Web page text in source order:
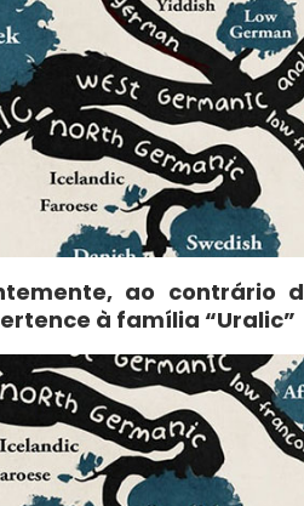
ao contrário
à família “Uralic”